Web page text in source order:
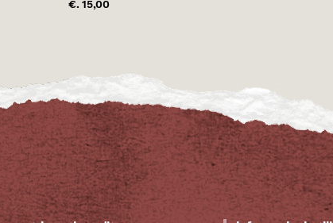
€. 15,00